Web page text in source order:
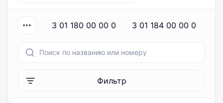
3 01 180 00 00 0 3 01 184 00 00 0
Фильтр